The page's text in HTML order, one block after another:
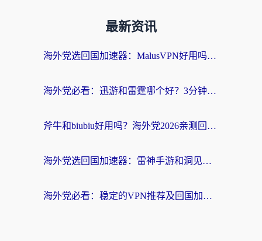
最新资讯
海外党选回国加速器：MalusVPN好用吗？和快帆VPN哪个好？附真实对比与避坑指南
海外党必看：迅游和雷霆哪个好？3分钟教你选对回国加速器，无缝刷国内剧玩手游
斧牛和biubiu好用吗？海外党2026亲测回国加速器指南，附番茄加速器深度体验
海外党选回国加速器：雷神手游和洞见哪个好？附iPhone免费VPN推荐及ChickCNUfunR实测
海外党必看：稳定的VPN推荐及回国加速器选择全攻略——告别地域限制，轻松刷国内资源